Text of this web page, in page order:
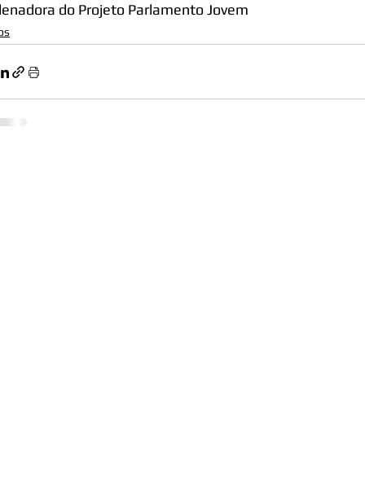
do Projeto Parlamento Jovem